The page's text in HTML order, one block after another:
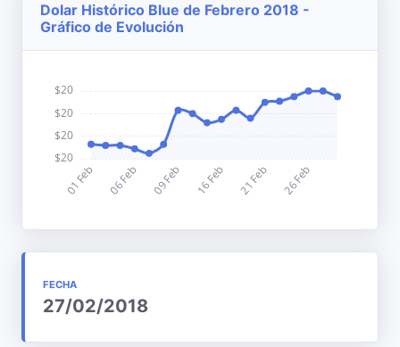
Dolar Histórico Blue de Febrero 2018 -
Gráfico de Evolución
FECHA
27/02/2018